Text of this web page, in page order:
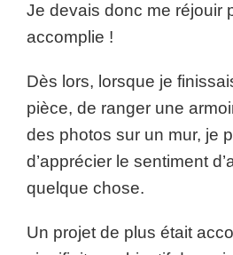
Je devais donc me réjouir
accomplie !
Dès lors, lorsque je
pièce, de ranger une
des photos sur un mur, je
d’apprécier le sentiment
quelque chose.
Un projet de plus était